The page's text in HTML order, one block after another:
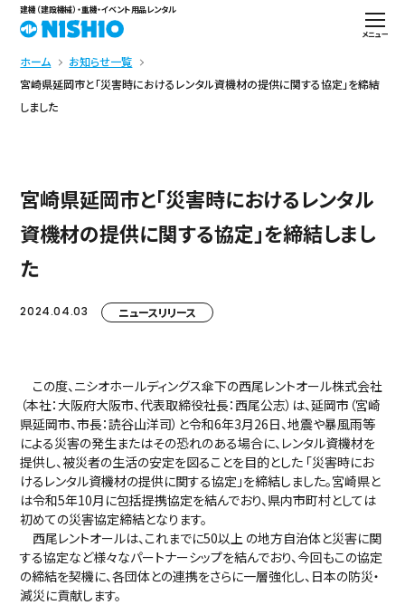
建機（建設機械）・重機・イベント用品レンタル
メニュー
ホーム
お知らせ一覧
宮崎県延岡市と「災害時におけるレンタル資機材の提供に関する協定」を締結
しました
宮崎県延岡市と「災害時におけるレンタル
資機材の提供に関する協定」を締結しまし
た
2024.04.03 ニュースリリース
この度、ニシオホールディングス傘下の西尾レントオール株式会社
（本社：大阪府大阪市、代表取締役社長：西尾公志）は、延岡市（宮崎
県延岡市、市長：読谷山洋司）と令和6年3月26日、地震や暴風雨等
による災害の発生またはその恐れのある場合に、レンタル資機材を
提供し、被災者の生活の安定を図ることを目的とした 「災害時にお
けるレンタル資機材の提供に関する協定」を締結しました。宮崎県と
は令和5年10月に包括提携協定を結んでおり、県内市町村としては
初めての災害協定締結となります。
西尾レントオールは、これまでに50以上 の地方自治体と災害に関
する協定など様々なパートナーシップを結んでおり、今回もこの協定
の締結を契機に、各団体との連携をさらに一層強化し、日本の防災・
減災に貢献します。